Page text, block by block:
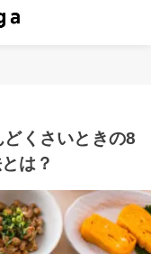
くさいときの8
は？